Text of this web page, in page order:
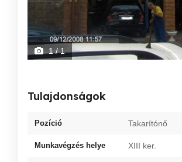
1/ 1
Tulajdonságok
Pozíció Takarítónő
Munkavégzés helye XIII ker.